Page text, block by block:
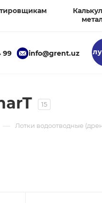
99 info@grent.uz
15
— Лотки водоотводные